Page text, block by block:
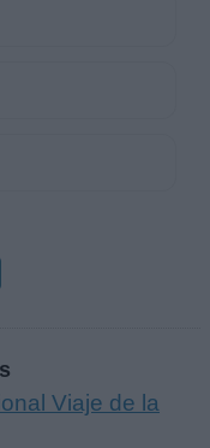
Viaje de la